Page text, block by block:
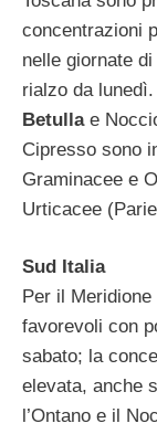
concentrazioni
nelle giornate
rialzo da
Betullae
Cipresso sono
Graminacee e
Urticacee
Sud Italia
Per il
favorevoli con
sabato; la
elevata, anche
l’Ontano e il